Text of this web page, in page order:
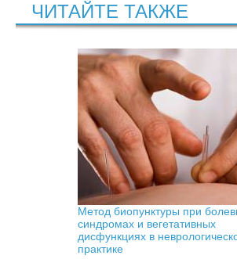
ЧИТАЙТЕ ТАКЖЕ
Метод биопунктуры при
синдромах и вегетативных
дисфункциях в
практике